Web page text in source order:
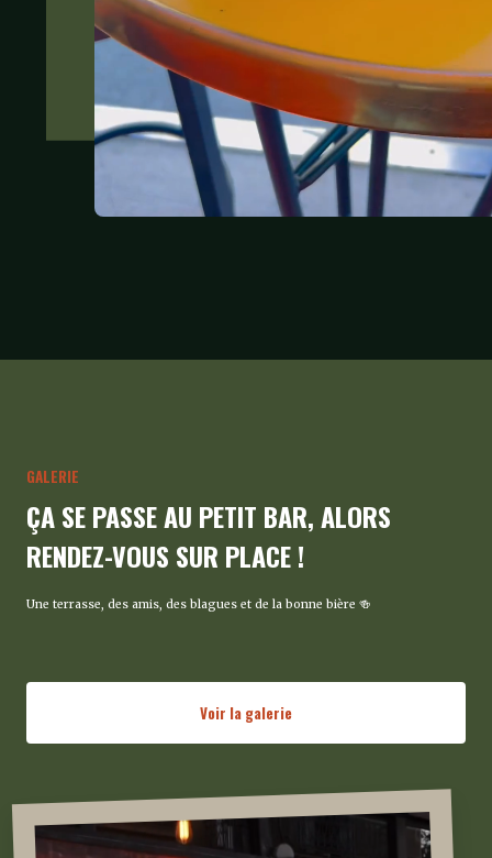
GALERIE
ÇA SE PASSE AU PETIT BAR, ALORS
RENDEZ-VOUS SUR PLACE !
Une terrasse, des amis, des blagues et de la bonne bière 🍻
Voir la galerie